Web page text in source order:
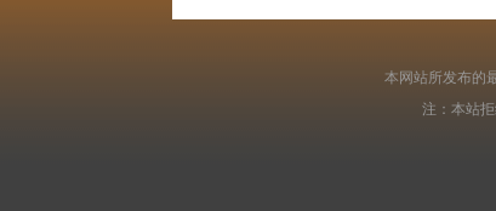
本网站所发布的
注：本站